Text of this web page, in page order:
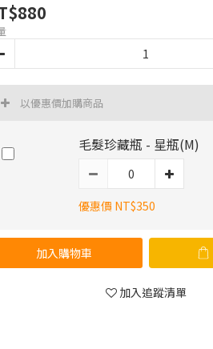
以優惠價加購商品
毛髮珍藏瓶 - 星瓶(M)
優惠價 NT$350
加入購物車
加入追蹤清單